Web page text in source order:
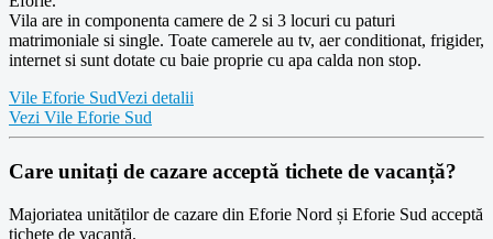
Vila are in componenta camere de 2 si 3 locuri cu paturi
matrimoniale si single. Toate camerele au tv, aer conditionat, frigider,
internet si sunt dotate cu baie proprie cu apa calda non stop.
Vile Eforie SudVezi detalii
Vezi Vile Eforie Sud
Care unitați de cazare acceptă tichete de vacanță?
Majoriatea unităților de cazare din Eforie Nord și Eforie Sud acceptă
tichete de vacanță.